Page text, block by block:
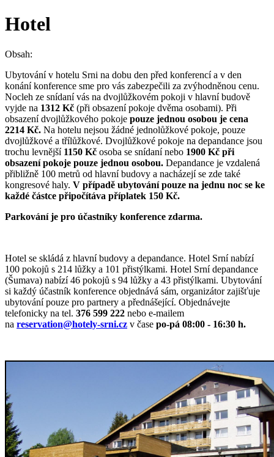
Hotel
Obsah:
Ubytování v hotelu Srni na dobu den před konferencí a v den
konání konference sme pro vás zabezpečili za zvýhodněnou cenu.
Nocleh ze snídaní vás na dvojlůžkovém pokoji v hlavní budově
vyjde na 1312 Kč (při obsazení pokoje dvěma osobami). Při
obsazení dvojlůžkového pokoje pouze jednou osobou je cena
2214 Kč. Na hotelu nejsou žádné jednolůžkové pokoje, pouze
dvojlůžkové a třílůžkové. Dvojlůžkové pokoje na depandance jsou
trochu levnější 1150 Kč osoba se snídaní nebo 1900 Kč při
obsazení pokoje pouze jednou osobou. Depandance je vzdalená
přibližně 100 metrů od hlavní budovy a nacházejí se zde také
kongresové haly. V případě ubytování pouze na jednu noc se ke
každé částce připočítáva příplatek 150 Kč.
Parkování je pro účastníky konference zdarma.
Hotel se skládá z hlavní budovy a depandance. Hotel Srní nabízí
100 pokojů s 214 lůžky a 101 přistýlkami. Hotel Srní depandance
(Šumava) nabízí 46 pokojů s 94 lůžky a 43 přistýlkami. Ubytování
si každý účastník konference objednává sám, organizátor zajišťuje
ubytování pouze pro partnery a přednášející. Objednávejte
telefonicky na tel. 376 599 222 nebo e-mailem
na reservation@hotely-srni.cz v čase po-pá 08:00 - 16:30 h.